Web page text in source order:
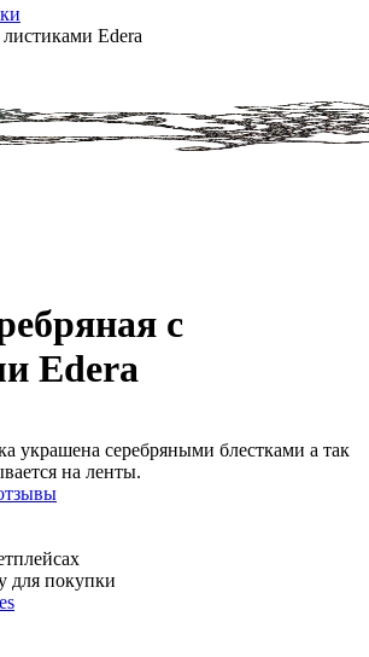
Edera
с
Edera
украшена серебряными блестками а так
на ленты.
для покупки